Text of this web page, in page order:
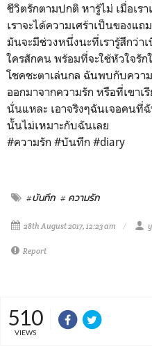
ชีวิตรักตามปกติ หารู้ไม่ เมื่อเ
เราจะได้ความเศร้าเป็นของแถ
มันจะมีช่วงหนึ่งนะที่เรารู้สึกว่า
ใครสักคน พร้อมที่จะใช้หัวใจรั
โชคชะตาเล่นกล ฉันพบกับควา
ออกมาจากความรัก หรือที่เขาเ
นั่นแหละ เอาจริงๆฉันเจอคนที่
นั้นไม่เหมาะกับฉันเลย
#ความรัก #บันทึก #diary
#บันทึก # ความรัก
28th August 2017, 12:23 am
Report
510
VIEWS